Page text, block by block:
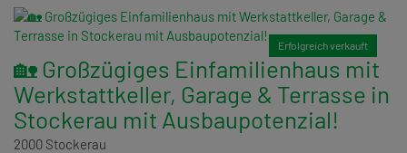
Erfolgreich verkauft
🏡 Großzügiges Einfamilienhaus mit
Werkstattkeller, Garage & Terrasse in
Stockerau mit Ausbaupotenzial!
2000 Stockerau